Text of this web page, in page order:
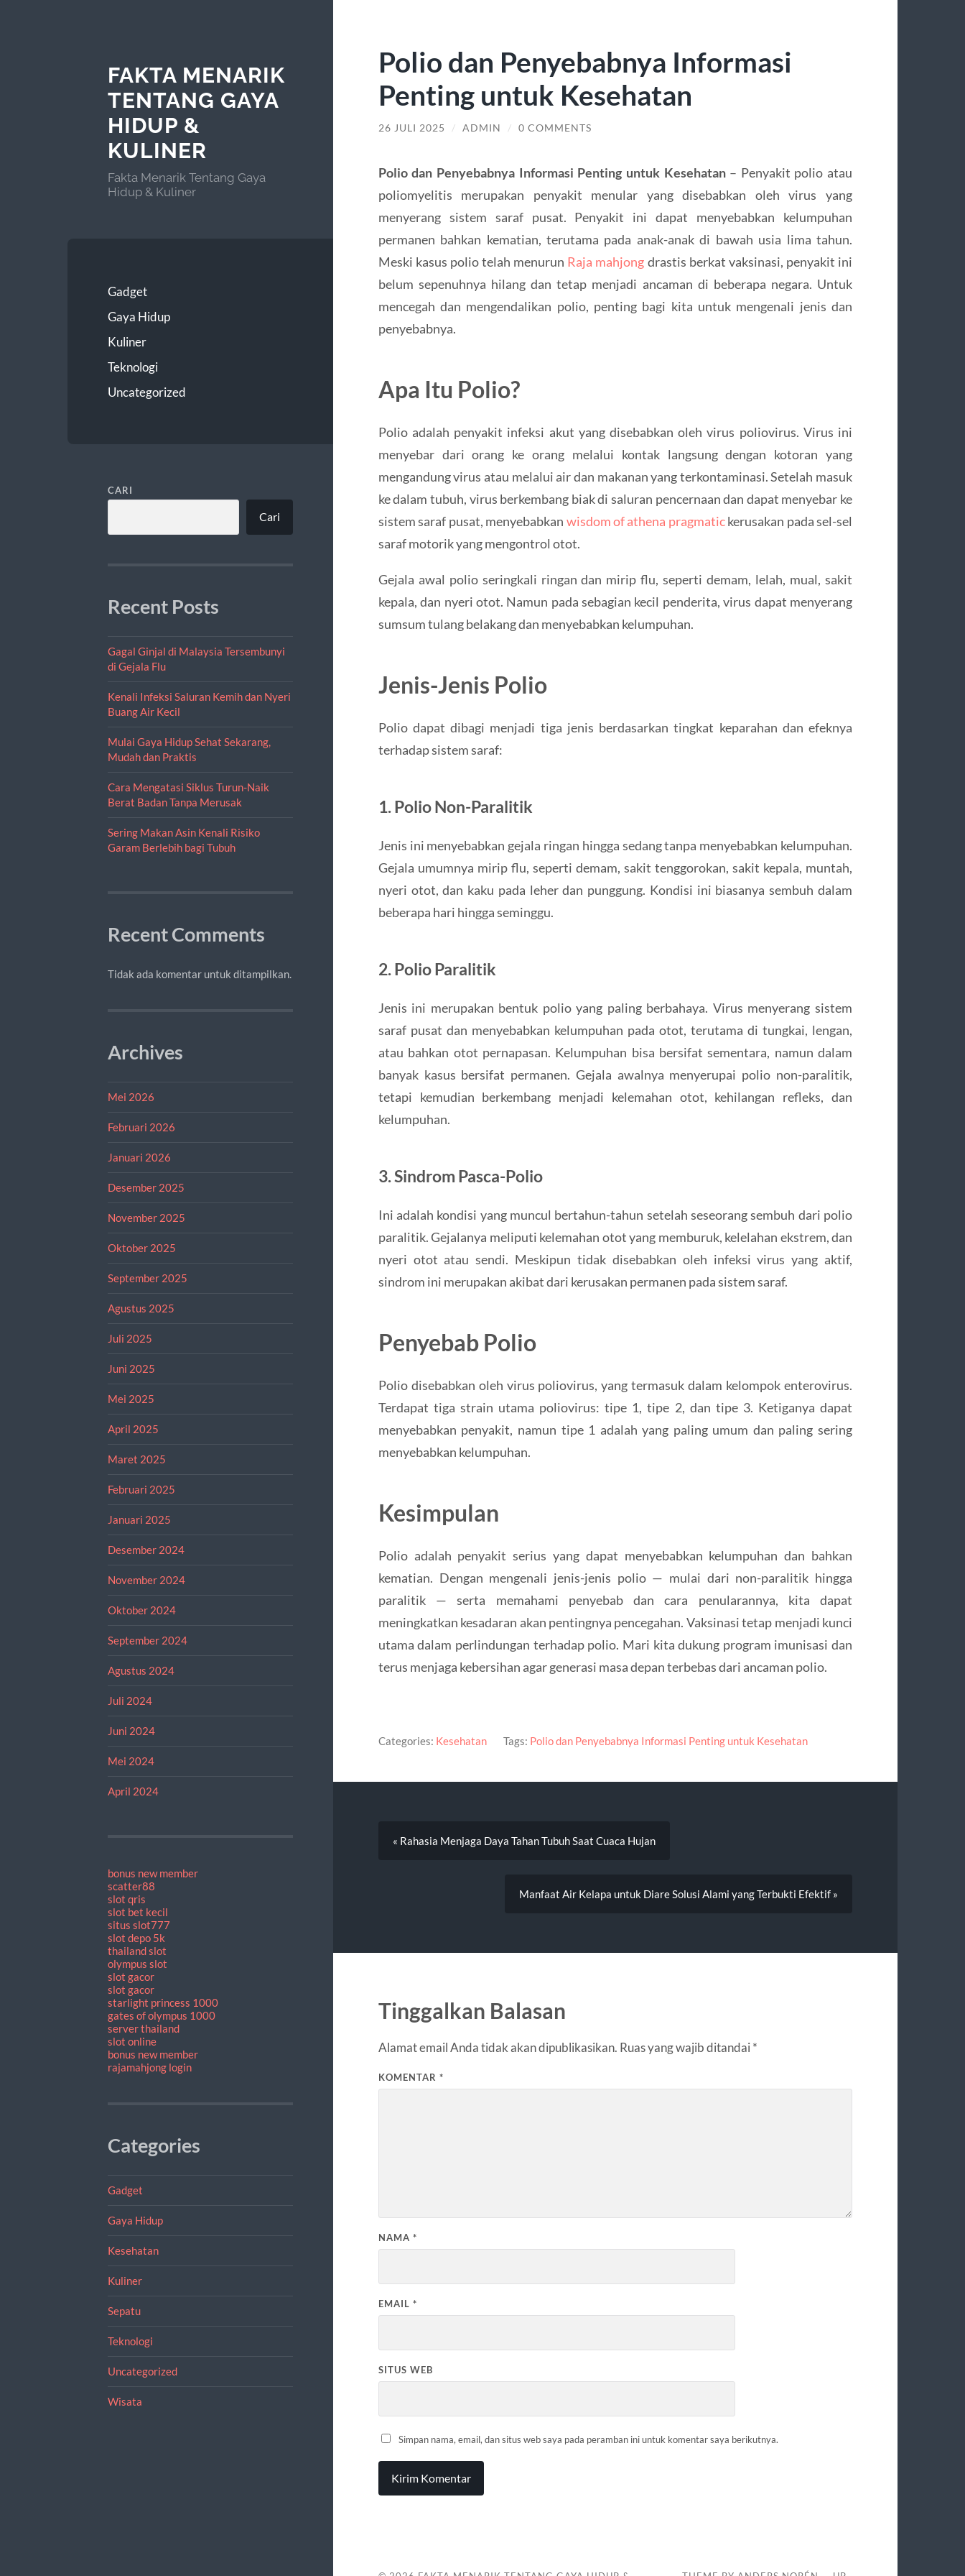
FAKTA MENARIK
TENTANG GAYA
HIDUP &
KULINER
Fakta Menarik Tentang Gaya
Hidup & Kuliner
Gadget
Gaya Hidup
Kuliner
Teknologi
Uncategorized
CARI
Cari
Recent Posts
Gagal Ginjal di Malaysia Tersembunyi
di Gejala Flu
Kenali Infeksi Saluran Kemih dan Nyeri
Buang Air Kecil
Mulai Gaya Hidup Sehat Sekarang,
Mudah dan Praktis
Cara Mengatasi Siklus Turun-Naik
Berat Badan Tanpa Merusak
Sering Makan Asin Kenali Risiko
Garam Berlebih bagi Tubuh
Recent Comments
Tidak ada komentar untuk ditampilkan.
Archives
Mei 2026
Februari 2026
Januari 2026
Desember 2025
November 2025
Oktober 2025
September 2025
Agustus 2025
Juli 2025
Juni 2025
Mei 2025
April 2025
Maret 2025
Februari 2025
Januari 2025
Desember 2024
November 2024
Oktober 2024
September 2024
Agustus 2024
Juli 2024
Juni 2024
Mei 2024
April 2024
bonus new member
scatter88
slot qris
slot bet kecil
situs slot777
slot depo 5k
thailand slot
olympus slot
slot gacor
slot gacor
starlight princess 1000
gates of olympus 1000
server thailand
slot online
bonus new member
rajamahjong login
Categories
Gadget
Gaya Hidup
Kesehatan
Kuliner
Sepatu
Teknologi
Uncategorized
Wisata
Polio dan Penyebabnya Informasi
Penting untuk Kesehatan
26 JULI 2025 / ADMIN / 0 COMMENTS
Polio dan Penyebabnya Informasi Penting untuk Kesehatan– Penyakit polio atau
poliomyelitis merupakan penyakit menular yang disebabkan oleh virus yang
menyerang sistem saraf pusat. Penyakit ini dapat menyebabkan kelumpuhan
permanen bahkan kematian, terutama pada anak-anak di bawah usia lima tahun.
Meski kasus polio telah menurun Raja mahjong drastis berkat vaksinasi, penyakit ini
belum sepenuhnya hilang dan tetap menjadi ancaman di beberapa negara. Untuk
mencegah dan mengendalikan polio, penting bagi kita untuk mengenali jenis dan
penyebabnya.
Apa Itu Polio?
Polio adalah penyakit infeksi akut yang disebabkan oleh virus poliovirus. Virus ini
menyebar dari orang ke orang melalui kontak langsung dengan kotoran yang
mengandung virus atau melalui air dan makanan yang terkontaminasi. Setelah masuk
ke dalam tubuh, virus berkembang biak di saluran pencernaan dan dapat menyebar ke
sistem saraf pusat, menyebabkan wisdom of athena pragmatickerusakan pada sel-sel
saraf motorik yang mengontrol otot.
Gejala awal polio seringkali ringan dan mirip flu, seperti demam, lelah, mual, sakit
kepala, dan nyeri otot. Namun pada sebagian kecil penderita, virus dapat menyerang
sumsum tulang belakang dan menyebabkan kelumpuhan.
Jenis-Jenis Polio
Polio dapat dibagi menjadi tiga jenis berdasarkan tingkat keparahan dan efeknya
terhadap sistem saraf:
1. Polio Non-Paralitik
Jenis ini menyebabkan gejala ringan hingga sedang tanpa menyebabkan kelumpuhan.
Gejala umumnya mirip flu, seperti demam, sakit tenggorokan, sakit kepala, muntah,
nyeri otot, dan kaku pada leher dan punggung. Kondisi ini biasanya sembuh dalam
beberapa hari hingga seminggu.
2. Polio Paralitik
Jenis ini merupakan bentuk polio yang paling berbahaya. Virus menyerang sistem
saraf pusat dan menyebabkan kelumpuhan pada otot, terutama di tungkai, lengan,
atau bahkan otot pernapasan. Kelumpuhan bisa bersifat sementara, namun dalam
banyak kasus bersifat permanen. Gejala awalnya menyerupai polio non-paralitik,
tetapi kemudian berkembang menjadi kelemahan otot, kehilangan refleks, dan
kelumpuhan.
3. Sindrom Pasca-Polio
Ini adalah kondisi yang muncul bertahun-tahun setelah seseorang sembuh dari polio
paralitik. Gejalanya meliputi kelemahan otot yang memburuk, kelelahan ekstrem, dan
nyeri otot atau sendi. Meskipun tidak disebabkan oleh infeksi virus yang aktif,
sindrom ini merupakan akibat dari kerusakan permanen pada sistem saraf.
Penyebab Polio
Polio disebabkan oleh virus poliovirus, yang termasuk dalam kelompok enterovirus.
Terdapat tiga strain utama poliovirus: tipe 1, tipe 2, dan tipe 3. Ketiganya dapat
menyebabkan penyakit, namun tipe 1 adalah yang paling umum dan paling sering
menyebabkan kelumpuhan.
Kesimpulan
Polio adalah penyakit serius yang dapat menyebabkan kelumpuhan dan bahkan
kematian. Dengan mengenali jenis-jenis polio — mulai dari non-paralitik hingga
paralitik — serta memahami penyebab dan cara penularannya, kita dapat
meningkatkan kesadaran akan pentingnya pencegahan. Vaksinasi tetap menjadi kunci
utama dalam perlindungan terhadap polio. Mari kita dukung program imunisasi dan
terus menjaga kebersihan agar generasi masa depan terbebas dari ancaman polio.
Categories: Kesehatan Tags: Polio dan Penyebabnya Informasi Penting untuk Kesehatan
« Rahasia Menjaga Daya Tahan Tubuh Saat Cuaca Hujan
Manfaat Air Kelapa untuk Diare Solusi Alami yang Terbukti Efektif »
Tinggalkan Balasan
Alamat email Anda tidak akan dipublikasikan. Ruas yang wajib ditandai *
KOMENTAR *
NAMA *
EMAIL *
SITUS WEB
Simpan nama, email, dan situs web saya pada peramban ini untuk komentar saya berikutnya.